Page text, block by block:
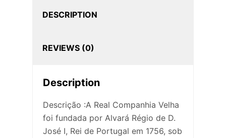
DESCRIPTION
REVIEWS (0)
Description
Descrição :A Real Companhia Velha
foi fundada por Alvará Régio de D.
José I, Rei de Portugal em 1756, sob